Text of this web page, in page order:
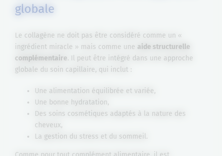
globale
Le collagène ne doit pas être considéré comme un «
ingrédient miracle » mais comme une aide structurelle
complémentaire. Il peut être intégré dans une approche
globale du soin capillaire, qui inclut :
Une alimentation équilibrée et variée,
Une bonne hydratation,
Des soins cosmétiques adaptés à la nature des
cheveux,
La gestion du stress et du sommeil.